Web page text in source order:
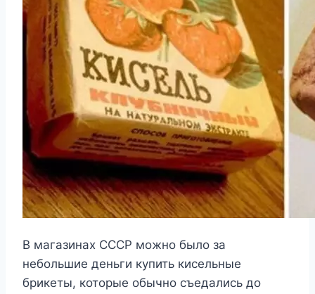
В магазинах СССР можно было за
небольшие деньги купить кисельные
брикеты, которые обычно съедались до